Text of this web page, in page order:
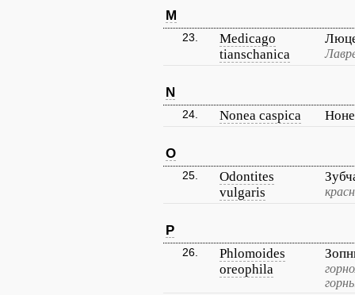
M
23.
Medicago
tianschanica
N
24. Nonea caspica
O
25.
Odontites
vulgaris
P
26.
Phlomoides
oreophila